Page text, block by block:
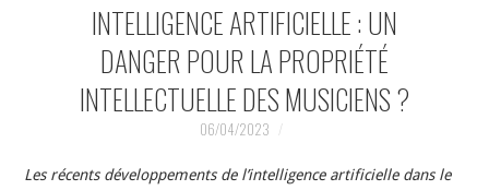
MUSIQUESACTUELLES.NET
GABBA GABBA HEY !
INTELLIGENCE ARTIFICIELLE : UN
DANGER POUR LA PROPRIÉTÉ
INTELLECTUELLE DES MUSICIENS ?
06/04/2023
Les récents développements de l’intelligence artificielle dans le